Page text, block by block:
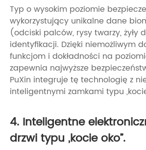
Typ o wysokim poziomie
wykorzystujący unikalne dane
(odciski palców, rysy twarzy, żyły
identyfikacji. Dzięki niemożliwym
funkcjom i dokładności na
zapewnia najwyższe
PuXin integruje tę technologię z
inteligentnymi zamkami typu
4. Inteligentne
drzwi typu „kocie oko”.